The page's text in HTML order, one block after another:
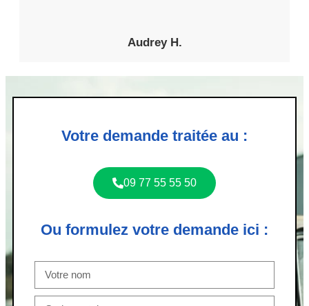
Audrey H.
Votre demande traitée au :
09 77 55 55 50
Ou formulez votre demande ici :